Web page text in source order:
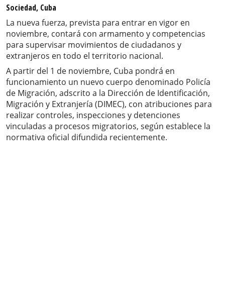
Sociedad, Cuba
La nueva fuerza, prevista para entrar en vigor en
noviembre, contará con armamento y competencias
para supervisar movimientos de ciudadanos y
extranjeros en todo el territorio nacional.
A partir del 1 de noviembre, Cuba pondrá en
funcionamiento un nuevo cuerpo denominado Policía
de Migración, adscrito a la Dirección de Identificación,
Migración y Extranjería (DIMEC), con atribuciones para
realizar controles, inspecciones y detenciones
vinculadas a procesos migratorios, según establece la
normativa oficial difundida recientemente.